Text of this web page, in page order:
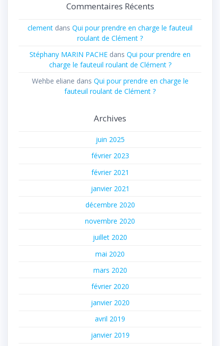
Commentaires Récents
clement dans Qui pour prendre en charge le fauteuil
roulant de Clément ?
Stéphany MARIN PACHE dans Qui pour prendre en
charge le fauteuil roulant de Clément ?
Wehbe eliane dans Qui pour prendre en charge le
fauteuil roulant de Clément ?
Archives
juin 2025
février 2023
février 2021
janvier 2021
décembre 2020
novembre 2020
juillet 2020
mai 2020
mars 2020
février 2020
janvier 2020
avril 2019
janvier 2019